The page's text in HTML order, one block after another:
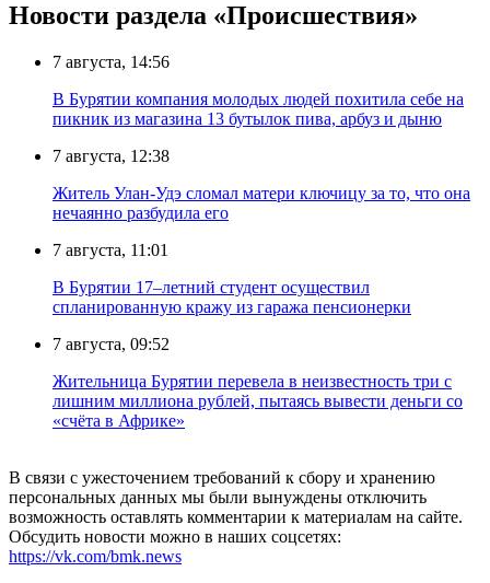
Новости раздела «Происшествия»
7 августа, 14:56
В Бурятии компания молодых людей похитила себе на
пикник из магазина 13 бутылок пива, арбуз и дыню
7 августа, 12:38
Житель Улан-Удэ сломал матери ключицу за то, что она
нечаянно разбудила его
7 августа, 11:01
В Бурятии 17–летний студент осуществил
спланированную кражу из гаража пенсионерки
7 августа, 09:52
Жительница Бурятии перевела в неизвестность три с
лишним миллиона рублей, пытаясь вывести деньги со
«счёта в Африке»
В связи с ужесточением требований к сбору и хранению
персональных данных мы были вынуждены отключить
возможность оставлять комментарии к материалам на сайте.
Обсудить новости можно в наших соцсетях:
https://vk.com/bmk.news